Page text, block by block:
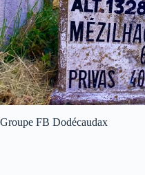
Groupe FB Dodécaudax